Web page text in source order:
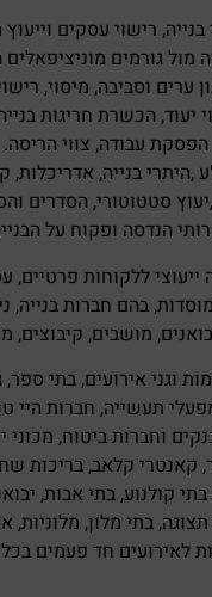
רישוי עסקים
מול גורמים
ערים וסביבה, מיסוי,
יעוד, הכשרת חריגות
הפסקת עבודה, צווי הריסה.
,היתרי בנייה, אדריכלות,
סטטוטורי, הסדרים
הנדסה ופקוח על
ללקוחות פרטיים,
בהם חברות בנייה,
מושבים, קיבוצים,
וגני אירועים, בתי ספר,
תעשייה, חברות היי
וחברות ביטוח, מכוני
קאנטרי קלאב, בריכות
קולנוע, בתי אבות,
תצוגה, בתי מלון, מלוניות,
לאירועים חד פעמים